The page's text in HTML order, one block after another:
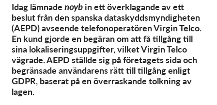
GDPRhub
Idag lämnade noyb in ett överklagande av ett
beslut från den spanska dataskyddsmyndigheten
(AEPD) avseende telefonoperatören Virgin Telco.
En kund gjorde en begäran om att få tillgång till
sina lokaliseringsuppgifter, vilket Virgin Telco
vägrade. AEPD ställde sig på företagets sida och
begränsade användarens rätt till tillgång enligt
GDPR, baserat på en överraskande tolkning av
lagen.